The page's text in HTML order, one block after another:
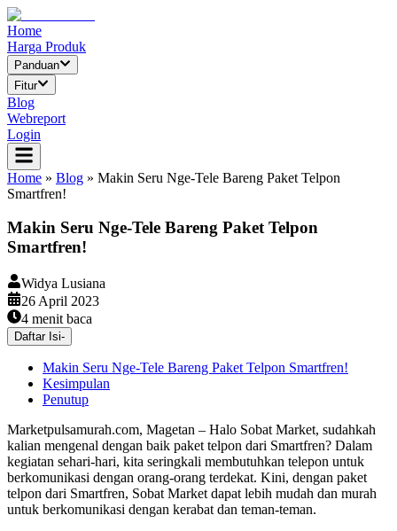
Home
Harga Produk
Panduan
Fitur
Blog
Webreport
Login
Home » Blog » Makin Seru Nge-Tele Bareng Paket Telpon
Smartfren!
Makin Seru Nge-Tele Bareng Paket Telpon
Smartfren!
Widya Lusiana
26 April 2023
4 menit baca
Daftar Isi-
Makin Seru Nge-Tele Bareng Paket Telpon Smartfren!
Kesimpulan
Penutup
Marketpulsamurah.com, Magetan – Halo Sobat Market, sudahkah
kalian mengenal dengan baik paket telpon dari Smartfren? Dalam
kegiatan sehari-hari, kita seringkali membutuhkan telepon untuk
berkomunikasi dengan orang-orang terdekat. Kini, dengan paket
telpon dari Smartfren, Sobat Market dapat lebih mudah dan murah
untuk berkomunikasi dengan kerabat dan teman-teman.